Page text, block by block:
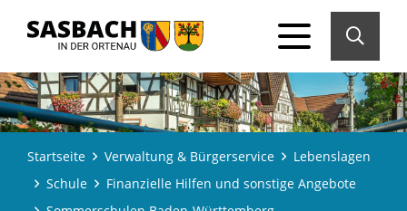
Startseite Verwaltung & Bürgerservice
Lebenslagen
Schule
Finanzielle Hilfen und sonstige Angebote